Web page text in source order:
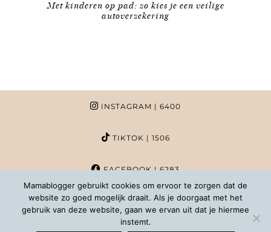
Met kinderen op pad: zo kies je een veilige
autoverzekering
INSTAGRAM | 6400
TIKTOK | 1506
FACEBOOK| 6283
PINTEREST | 1020
Mamablogger gebruikt cookies om ervoor te zorgen dat de
website zo goed mogelijk draait. Als je doorgaat met het
gebruik van deze website, gaan we ervan uit dat je hiermee
instemt.